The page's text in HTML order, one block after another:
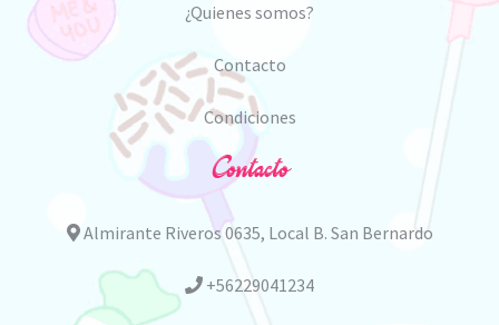
¿Quienes somos?
Contacto
Condiciones
Contacto
Almirante Riveros 0635, Local B. San Bernardo
+56229041234